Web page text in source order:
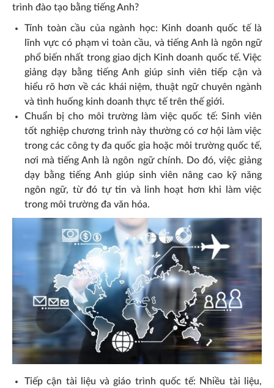
trình đào tạo bằng tiếng Anh?
Tính toàn cầu của ngành học: Kinh doanh quốc tế là
lĩnh vực có phạm vi toàn cầu, và tiếng Anh là ngôn ngữ
phổ biến nhất trong giao dịch Kinh doanh quốc tế. Việc
giảng dạy bằng tiếng Anh giúp sinh viên tiếp cận và
hiểu rõ hơn về các khái niệm, thuật ngữ chuyên ngành
và tình huống kinh doanh thực tế trên thế giới.
Chuẩn bị cho môi trường làm việc quốc tế: Sinh viên
tốt nghiệp chương trình này thường có cơ hội làm việc
trong các công ty đa quốc gia hoặc môi trường quốc tế,
nơi mà tiếng Anh là ngôn ngữ chính. Do đó, việc giảng
dạy bằng tiếng Anh giúp sinh viên nâng cao kỹ năng
ngôn ngữ, từ đó tự tin và linh hoạt hơn khi làm việc
trong môi trường đa văn hóa.
Tiếp cận tài liệu và giáo trình quốc tế: Nhiều tài liệu,